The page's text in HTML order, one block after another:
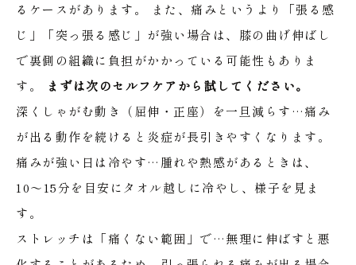
るケースがあります。
また、痛みというより「張る感
じ」「突っ張る感じ」が強い場合は、膝の曲げ伸ばし
で裏側の組織に負担がかかっている可能性もありま
す。
まずは次のセルフケアから試してください。
深くしゃがむ動き（屈伸・正座）を一旦減らす…痛み
が出る動作を続けると炎症が長引きやすくなります。
痛みが強い日は冷やす…腫れや熱感があるときは、
10〜15分を目安にタオル越しに冷やし、様子を見ま
す。
ストレッチは「痛くない範囲」で…無理に伸ばすと悪